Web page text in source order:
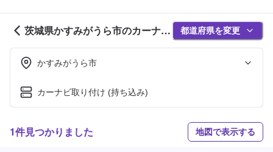
茨城県かすみがうら市のカーナビ
取付対応店舗紹介 (1ページ目)
都道府県を変更
かすみがうら市
カーナビ取り付け (持ち込み)
1件見つかりました 地図で表示する